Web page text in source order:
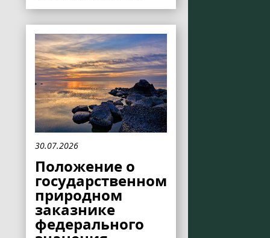
30.07.2026
Положение о
государственном
природном
заказнике
федерального